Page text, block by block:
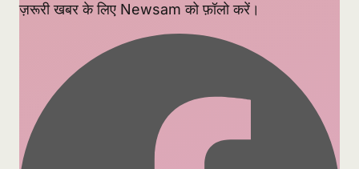
ज़रूरी खबर के लिए Newsam को फ़ॉलो करें।